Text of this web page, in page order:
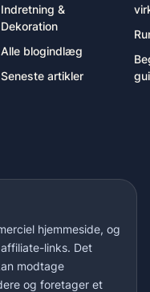
Indretning &
Dekoration
Alle blogindlæg
Seneste artikler
hjemmeside, og
links. Det
modtage
og foretager et